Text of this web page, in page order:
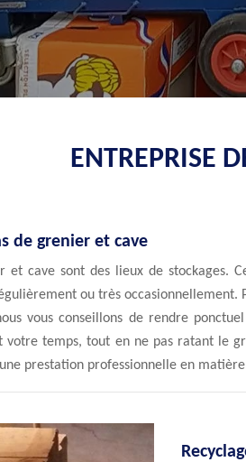
ENTREPRISE
de grenier et cave
et cave sont des lieux de stockages.
ou très occasionnellement.
vous conseillons de rendre
votre temps, tout en ne pas ratant le
prestation professionnelle en